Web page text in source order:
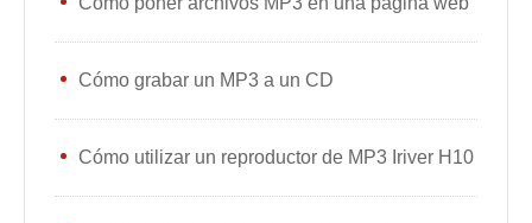
Cómo grabar un MP3 a un CD
Cómo utilizar un reproductor de MP3 Iriver H10